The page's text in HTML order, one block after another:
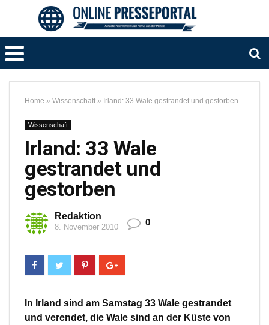
Home » Wissenschaft » Irland: 33 Wale gestrandet und gestorben
Wissenschaft
Irland: 33 Wale
gestrandet und
gestorben
Redaktion
8. November 2010 0
In Irland sind am Samstag 33 Wale gestrandet
und verendet, die Wale sind an der Küste von